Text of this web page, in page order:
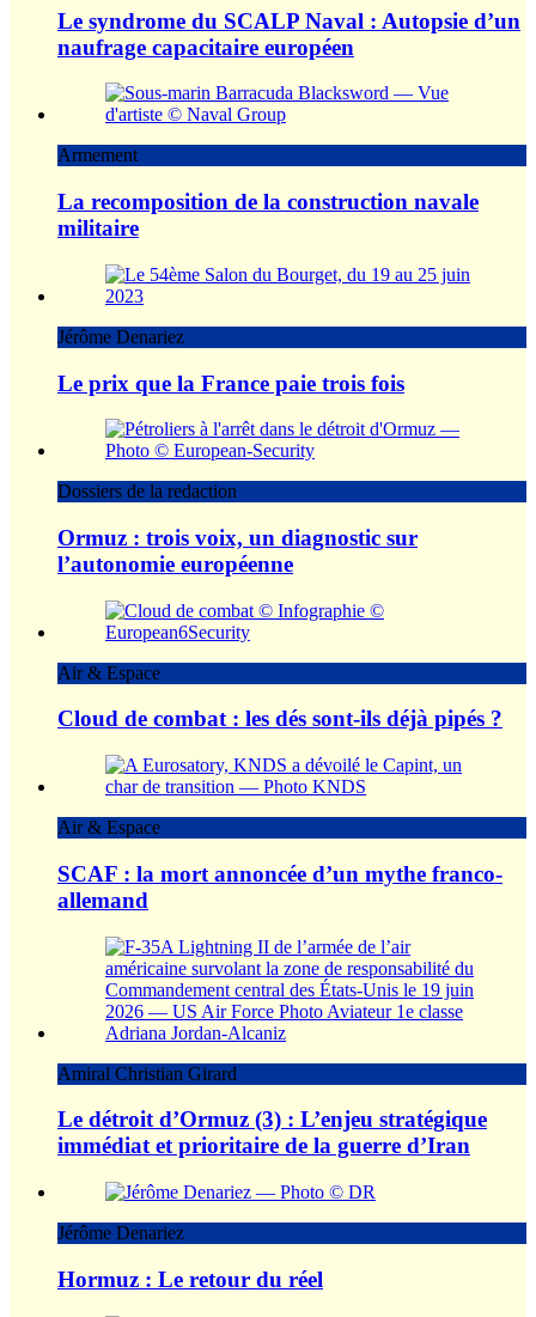
Le syndrome du SCALP Naval : Autopsie d’un
naufrage capacitaire européen
Armement
La recomposition de la construction navale
militaire
Jérôme Denariez
Le prix que la France paie trois fois
Dossiers de la redaction
Ormuz : trois voix, un diagnostic sur
l’autonomie européenne
Air & Espace
Cloud de combat : les dés sont-ils déjà pipés ?
Air & Espace
SCAF : la mort annoncée d’un mythe franco-
allemand
Amiral Christian Girard
Le détroit d’Ormuz (3) : L’enjeu stratégique
immédiat et prioritaire de la guerre d’Iran
Jérôme Denariez
Hormuz : Le retour du réel